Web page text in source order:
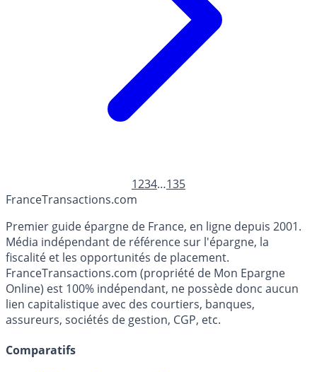
1234…135
FranceTransactions.com
Premier guide épargne de France, en ligne depuis 2001.
Média indépendant de référence sur l'épargne, la
fiscalité et les opportunités de placement.
FranceTransactions.com (propriété de Mon Epargne
Online) est 100% indépendant, ne possède donc aucun
lien capitalistique avec des courtiers, banques,
assureurs, sociétés de gestion, CGP, etc.
Comparatifs